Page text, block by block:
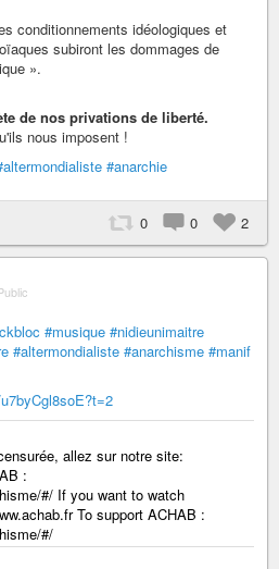
conditionnements idéologiques et
subiront les dommages de
».
de nos privations de liberté.
nous imposent !
#anarchie
0 0 2
#musique #nidieunimaitre
#altermondialiste #anarchisme #manif
allez sur notre site:
:
#/ If you want to watch
To support ACHAB :
#/